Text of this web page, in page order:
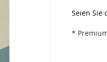
Seien Sie
*